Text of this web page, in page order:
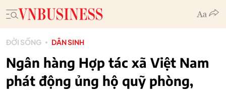
ĐỜI SỐNG DÂN SINH
Ngân hàng Hợp tác xã Việt Nam
phát động ủng hộ quỹ phòng,